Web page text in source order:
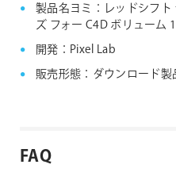
製品名ヨミ：レッドシフ
ズ フォー C4D ボリューム 1
開発：Pixel Lab
販売形態：ダウンロード製
FAQ